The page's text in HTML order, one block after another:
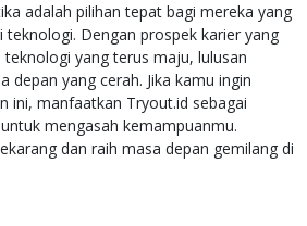
adalah pilihan tepat bagi mereka yang
teknologi. Dengan prospek karier yang
yang terus maju, lulusan
depan yang cerah. Jika kamu ingin
ini, manfaatkan Tryout.id sebagai
mengasah kemampuanmu.
dan raih masa depan gemilang di